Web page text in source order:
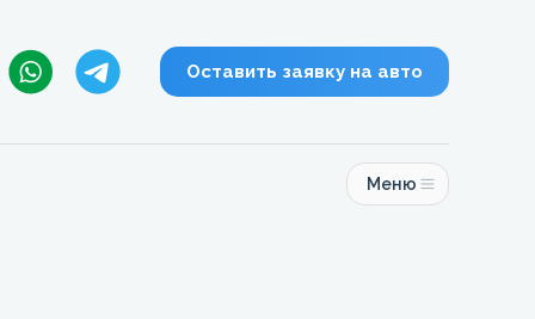
Оставить заявку на авто
Меню